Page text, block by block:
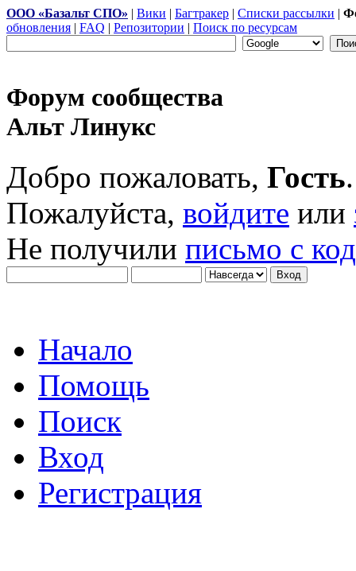
ООО «Базальт СПО» | Вики | Багтракер | Списки рассылки |
обновления | FAQ | Репозитории | Поиск по ресурсам
Форум сообщества
Альт Линукс
Добро пожаловать, Гость.
Пожалуйста, войдите или
Не получили письмо с
Начало
Помощь
Поиск
Вход
Регистрация